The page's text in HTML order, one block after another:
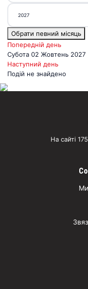
Обрати певний місяць
Попередній день
Субота 02 Жовтень 2027
Наступний день
Подій не знайдено
На сайті